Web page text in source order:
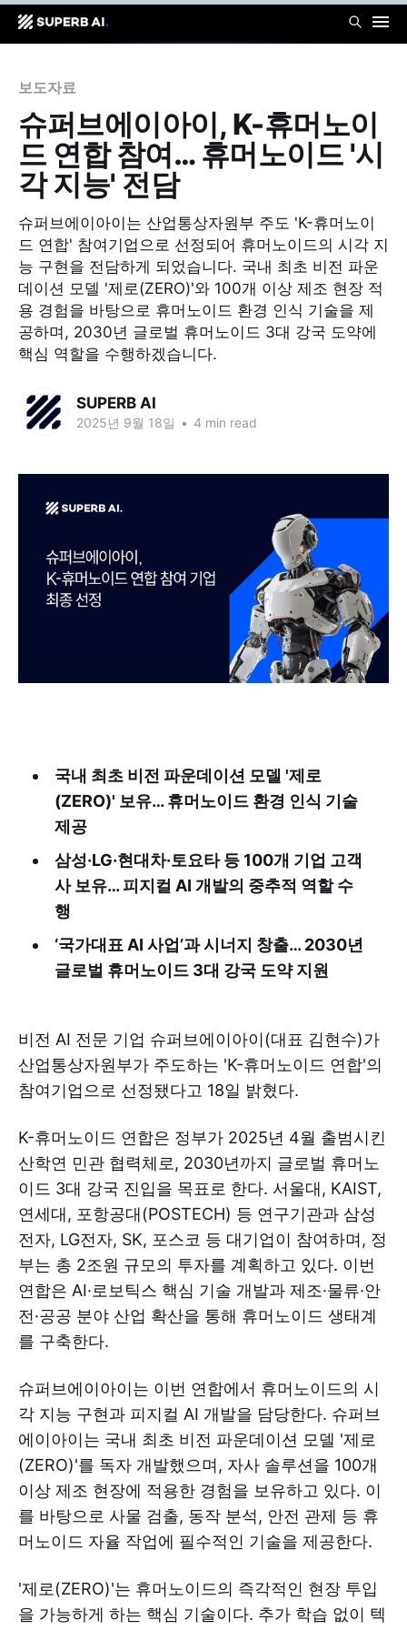
보도자료
슈퍼브에이아이, K-휴머노이
드 연합 참여… 휴머노이드 '시
각 지능' 전담
슈퍼브에이아이는 산업통상자원부 주도 'K-휴머노이
드 연합' 참여기업으로 선정되어 휴머노이드의 시각 지
능 구현을 전담하게 되었습니다. 국내 최초 비전 파운
데이션 모델 '제로(ZERO)'와 100개 이상 제조 현장 적
용 경험을 바탕으로 휴머노이드 환경 인식 기술을 제
공하며, 2030년 글로벌 휴머노이드 3대 강국 도약에
핵심 역할을 수행하겠습니다.
SUPERB AI
2025년 9월 18일 • 4 min read
국내 최초 비전 파운데이션 모델 '제로
(ZERO)' 보유… 휴머노이드 환경 인식 기술
제공
삼성·LG·현대차·토요타 등 100개 기업 고객
사 보유… 피지컬 AI 개발의 중추적 역할 수
행
‘국가대표 AI 사업’과 시너지 창출… 2030년
글로벌 휴머노이드 3대 강국 도약 지원
비전 AI 전문 기업 슈퍼브에이아이(대표 김현수)가
산업통상자원부가 주도하는 'K-휴머노이드 연합'의
참여기업으로 선정됐다고 18일 밝혔다.
K-휴머노이드 연합은 정부가 2025년 4월 출범시킨
산학연 민관 협력체로, 2030년까지 글로벌 휴머노
이드 3대 강국 진입을 목표로 한다. 서울대, KAIST,
연세대, 포항공대(POSTECH) 등 연구기관과 삼성
전자, LG전자, SK, 포스코 등 대기업이 참여하며, 정
부는 총 2조원 규모의 투자를 계획하고 있다. 이번
연합은 AI·로보틱스 핵심 기술 개발과 제조·물류·안
전·공공 분야 산업 확산을 통해 휴머노이드 생태계
를 구축한다.
슈퍼브에이아이는 이번 연합에서 휴머노이드의 시
각 지능 구현과 피지컬 AI 개발을 담당한다. 슈퍼브
에이아이는 국내 최초 비전 파운데이션 모델 '제로
(ZERO)'를 독자 개발했으며, 자사 솔루션을 100개
이상 제조 현장에 적용한 경험을 보유하고 있다. 이
를 바탕으로 사물 검출, 동작 분석, 안전 관제 등 휴
머노이드 자율 작업에 필수적인 기술을 제공한다.
'제로(ZERO)'는 휴머노이드의 즉각적인 현장 투입
을 가능하게 하는 핵심 기술이다. 추가 학습 없이 텍